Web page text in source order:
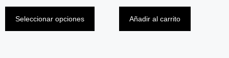
Seleccionar opciones Añadir al carrito